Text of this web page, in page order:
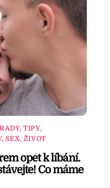
RADY, TIPY,
SEX, ŽIVOT
opět k líbání.
Co máme